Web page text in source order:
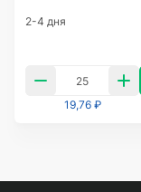
2-4 дня
19,76 ₽